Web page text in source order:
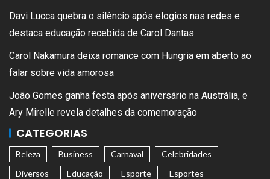
Davi Lucca quebra o silêncio após elogios nas redes e
destaca educação recebida de Carol Dantas
Carol Nakamura deixa romance com Hungria em aberto ao
falar sobre vida amorosa
João Gomes ganha festa após aniversário na Austrália, e
Ary Mirelle revela detalhes da comemoração
CATEGORIAS
Beleza Business Carnaval
Celebridades
Diversos
Educação Esporte
Esportes